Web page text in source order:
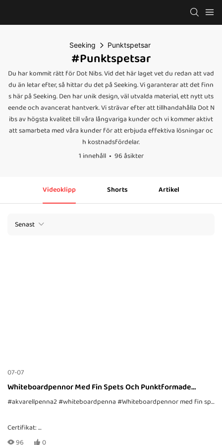
Seeking Punktspetsar
#Punktspetsar
Du har kommit rätt för Dot Nibs. Vid det här laget vet du redan att vad
du än letar efter, så hittar du det på Seeking. Vi garanterar att det finn
s här på Seeking. Den har unik design, väl utvalda material, ett nytt uts
eende och avancerat hantverk. Vi strävar efter att tillhandahålla Dot N
ibs av högsta kvalitet till våra långvariga kunder och vi kommer aktivt
att samarbeta med våra kunder för att erbjuda effektiva lösningar oc
h kostnadsfördelar.
1 innehåll
96 åsikter
Videoklipp Shorts Artikel
Senast
07-07
Whiteboardpennor Med Fin Spets Och Punktformade
Spetsar
#akvarellpenna2#whiteboardpenna#Whiteboardpennor med fin spets och punktformade spetsar
Certifikat:
CE, EN71-1, -2, -3, TRA, ASTM-D4236
96 0